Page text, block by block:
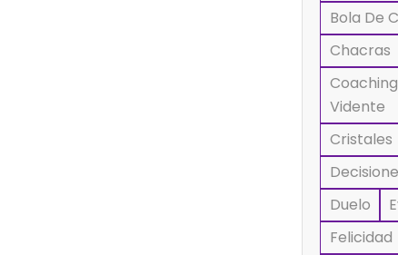
Bola De
Chacras
Vidente
Cristales
Duelo
Felicidad